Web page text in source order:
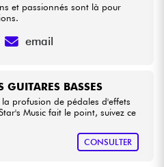
GUITARES BASSES
profusion de pédales d'effets
Music fait le point, suivez ce
CONSULTER
et passionnés sont là pour
email